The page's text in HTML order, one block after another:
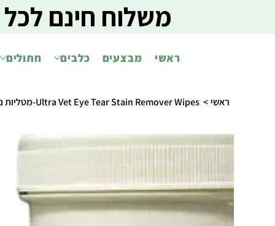
ראשי מבצעים כלבים חתולים
משלוח חינם
ראשי > Ultra Vet Eye Tear Stain Remover Wipes-מטליות ניקוי אזור העיניים לכלבים וחתולים